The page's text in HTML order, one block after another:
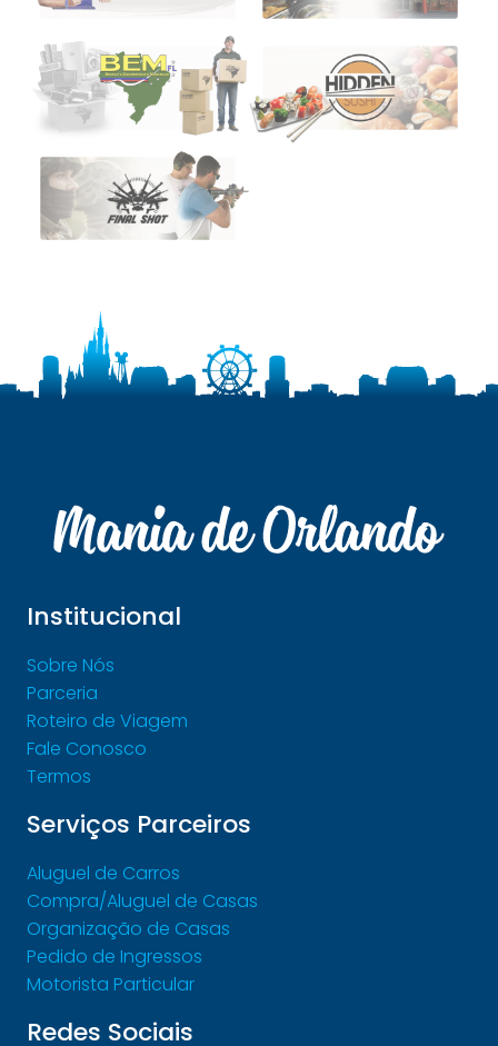
Institucional
Sobre Nós
Parceria
Roteiro de Viagem
Fale Conosco
Termos
Serviços Parceiros
Aluguel de Carros
Compra/Aluguel de Casas
Organização de Casas
Pedido de Ingressos
Motorista Particular
Redes Sociais